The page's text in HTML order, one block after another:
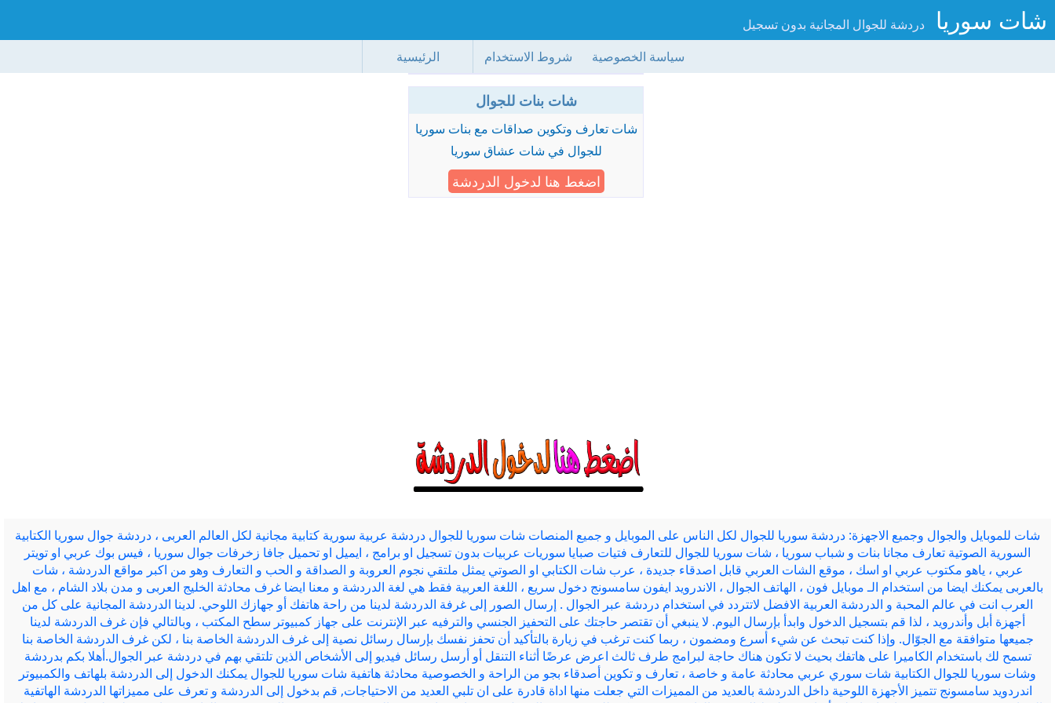
شات سوريا
دردشة للجوال المجانية بدون تسجيل
سياسة الخصوصية
شروط الاستخدام الرئيسية
شات بنات للجوال
شات تعارف وتكوين صداقات مع بنات سوريا
للجوال في شات عشاق سوريا
اضغط هنا لدخول الدردشة
شات للموبايل والجوال وجميع الاجهزة: دردشة سوريا للجوال لكل الناس على الموبايل و جميع المنصات شات سوريا للجوال دردشة عربية سورية كتابية مجانية لكل العالم العربى ، دردشة جوال سوريا الكتابية
السورية الصوتية تعارف مجانا بنات و شباب سوريا ، شات سوريا للجوال للتعارف فتيات صبايا سوريات عربيات بدون تسجيل او برامج ، ايميل او تحميل جافا زخرفات جوال سوريا ، فيس بوك عربي او تويتر
عربي ، ياهو مكتوب عربي او اسك ، موقع الشات العربي قابل اصدقاء جديدة ، عرب شات الكتابي او الصوتي يمثل ملتقي نجوم العروبة و الصداقة و الحب و التعارف وهو من اكبر مواقع الدردشة ، شات
بالعربى يمكنك ايضا من استخدام الـ موبايل فون ، الهاتف الجوال ، الاندرويد ايفون سامسونج دخول سريع ، اللغة العربية فقط هي لغة الدردشة و معنا ايضا غرف محادثة الخليج العربى و مدن بلاد الشام ، مع اهل
العرب انت في عالم المحبة و الدردشة العربية الافضل لاتتردد في استخدام دردشة عبر الجوال . إرسال الصور إلى غرفة الدردشة لدينا من راحة هاتفك أو جهازك اللوحي. لدينا الدردشة المجانية على كل من
أجهزة أبل وأندرويد ، لذا قم بتسجيل الدخول وابدأ بإرسال اليوم. لا ينبغي أن تقتصر حاجتك على التحفيز الجنسي والترفيه عبر الإنترنت على جهاز كمبيوتر سطح المكتب ، وبالتالي فإن غرف الدردشة لدينا
جميعها متوافقة مع الجوّال. وإذا كنت تبحث عن شيء أسرع ومضمون ، ربما كنت ترغب في زيارة بالتأكيد أن تحفز نفسك بإرسال رسائل نصية إلى غرف الدردشة الخاصة بنا ، لكن غرف الدردشة الخاصة بنا
تسمح لك باستخدام الكاميرا على هاتفك بحيث لا تكون هناك حاجة لبرامج طرف ثالث اعرض عرضًا أثناء التنقل أو أرسل رسائل فيديو إلى الأشخاص الذين تلتقي بهم في دردشة عبر الجوال.أهلا بكم بدردشة
وشات سوريا للجوال الكتابية شات سوري عربي محادثة عامة و خاصة ، تعارف و تكوين أصدقاء بجو من الراحة و الخصوصية محادثة هاتفية شات سوريا للجوال يمكنك الدخول إلى الدردشة بلهاتف والكمبيوتر
اندردويد سامسونج تتميز الأجهزة اللوحية داخل الدردشة بالعديد من المميزات التي جعلت منها اداة قادرة على ان تلبي العديد من الاحتياجات, قم بدخول إلى الدردشة و تعرف على مميزاتها الدردشة الهاتفية